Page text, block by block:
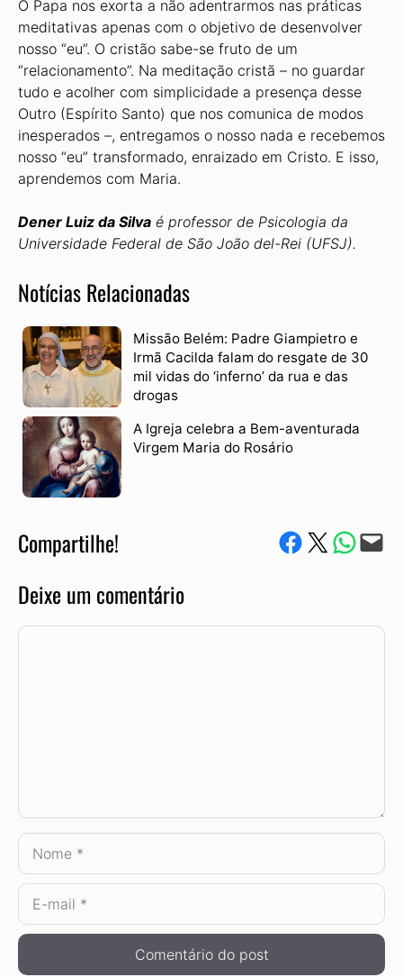
O Papa nos exorta a não adentrarmos nas práticas
meditativas apenas com o objetivo de desenvolver
nosso “eu”. O cristão sabe-se fruto de um
“relacionamento”. Na meditação cristã – no guardar
tudo e acolher com simplicidade a presença desse
Outro (Espírito Santo) que nos comunica de modos
inesperados –, entregamos o nosso nada e recebemos
nosso “eu” transformado, enraizado em Cristo. E isso,
aprendemos com Maria.
Dener Luiz da Silva é professor de Psicologia da
Universidade Federal de São João del-Rei (UFSJ).
Notícias Relacionadas
Missão Belém: Padre Giampietro e
Irmã Cacilda falam do resgate de 30
mil vidas do ‘inferno’ da rua e das
drogas
A Igreja celebra a Bem-aventurada
Virgem Maria do Rosário
Compartilhe! Compartilhe no Facebook
Compartilhe no Twitter
Compartile via
Envie via e-mail
Deixe um comentário
Comentário
Nome
E-
mail